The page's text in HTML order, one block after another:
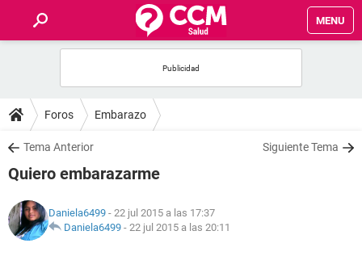
MENU
FOROS
SALUD
FAMILIA
NUTRICIÓN
Foros Embarazo
Tema Anterior Siguiente Tema
Quiero embarazarme
Daniela6499 - 22 jul 2015 a las 17:37
Daniela6499 - 22 jul 2015 a las 20:11